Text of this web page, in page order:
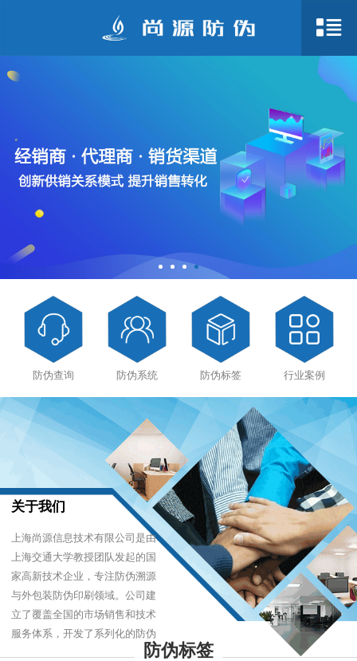
防伪查询 防伪系统 防伪标签 行业案例
关于我们
上海尚源信息技术有限公司是由
上海交通大学教授团队发起的国
家高新技术企业，专注防伪溯源
与外包装防伪印刷领域。公司建
立了覆盖全国的市场销售和技术
服务体系，开发了系列化的防伪
产品，以难仿制、易识别、优成防伪标签